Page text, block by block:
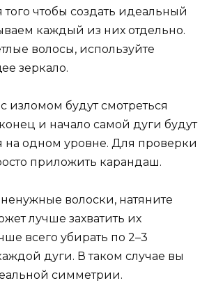
того чтобы создать идеальный
каждый из них отдельно.
волосы, используйте
зеркало.
изломом будут смотреться
и начало самой дуги будут
на одном уровне. Для проверки
приложить карандаш.
волоски, натяните
лучше захватить их
всего убирать по 2–3
дуги. В таком случае вы
симметрии.